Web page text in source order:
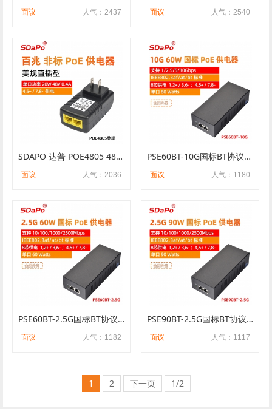
人气：2437
面议 人气：2540
面议
SDAPO 达普 POE4805 48V0.5A 直插式POE供电器 美规二插 非标 4578供电
人气：2036
面议
PSE60BT-10G国标BT协议60W八芯供电支持1/2.5/5/10G千兆PoE供电器
人气：1180
面议
PSE60BT-2.5G国标BT协议60W八芯供电支持2.5G千兆PoE供电器
人气：1182
面议
PSE90BT-2.5G国标BT协议90W八芯供电支持2.5G千兆PoE供电器
人气：1117
面议
1 2 下一页 1/2